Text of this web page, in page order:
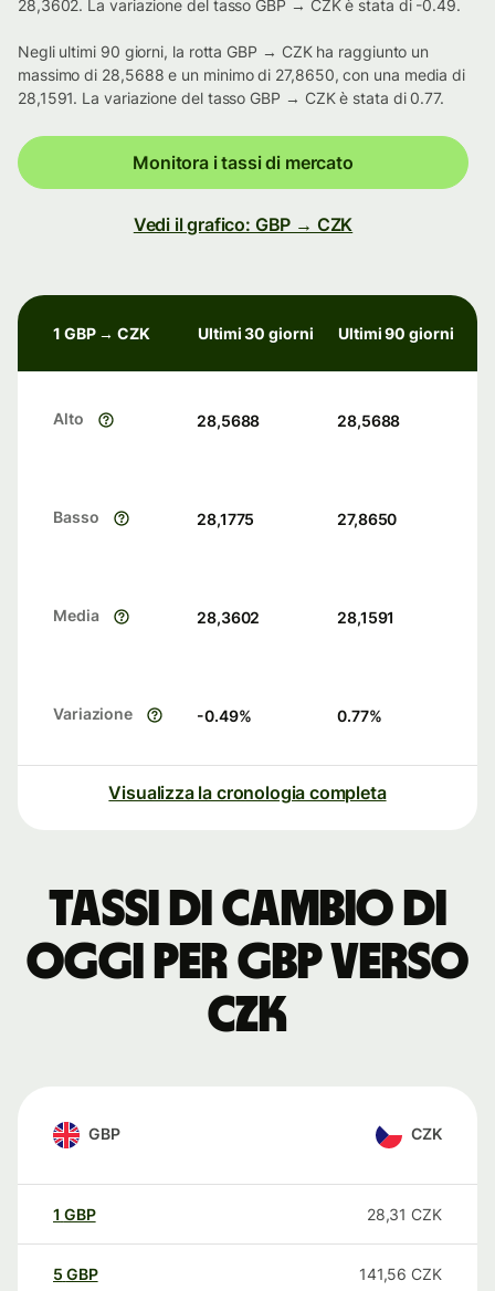
28,3602. La variazione del tasso GBP → CZK è stata di -0.49.
Negli ultimi 90 giorni, la rotta GBP → CZK ha raggiunto un
massimo di 28,5688 e un minimo di 27,8650, con una media di
28,1591. La variazione del tasso GBP → CZK è stata di 0.77.
Monitora i tassi di mercato
Vedi il grafico: GBP → CZK
1 GBP → CZK Ultimi 30 giorni Ultimi 90 giorni
Alto 28,5688 28,5688
Basso 28,1775 27,8650
Media 28,3602 28,1591
Variazione -0.49% 0.77%
Visualizza la cronologia completa
Tassi di cambio di
oggi per GBP verso
CZK
GBP CZK
1 GBP 28,31 CZK
5 GBP 141,56 CZK